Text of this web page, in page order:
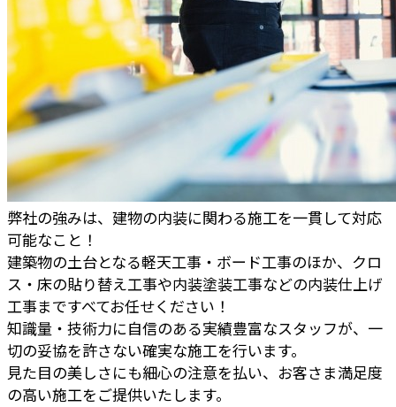
弊社の強みは、建物の内装に関わる施工を一貫して対応
可能なこと！
建築物の土台となる軽天工事・ボード工事のほか、クロ
ス・床の貼り替え工事や内装塗装工事などの内装仕上げ
工事まですべてお任せください！
知識量・技術力に自信のある実績豊富なスタッフが、一
切の妥協を許さない確実な施工を行います。
見た目の美しさにも細心の注意を払い、お客さま満足度
の高い施工をご提供いたします。